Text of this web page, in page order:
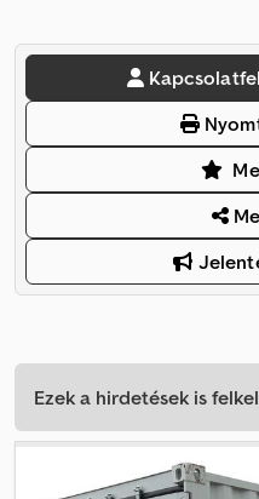
Ezek a hirdetések is